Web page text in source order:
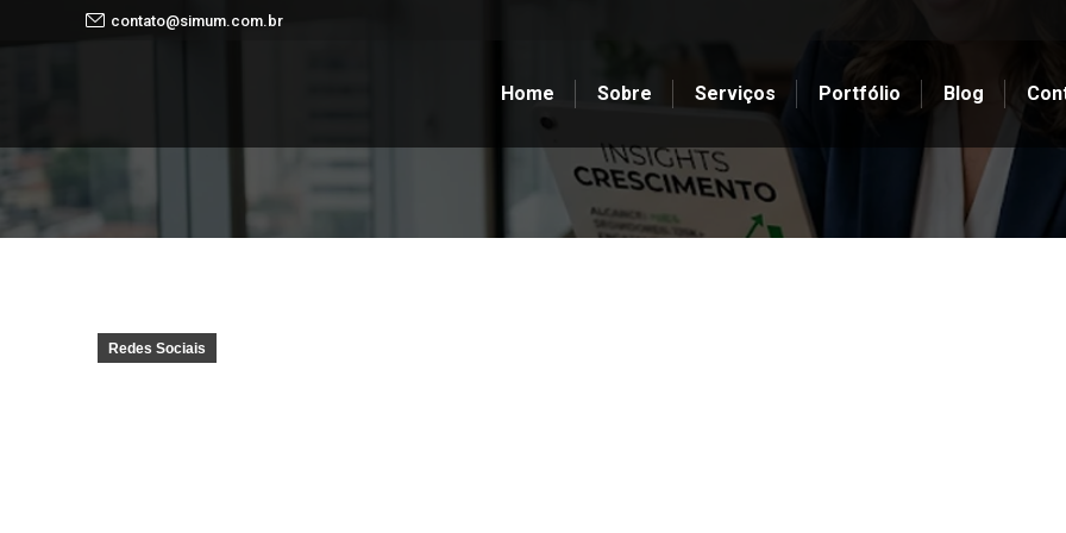
contato@simum.com.br
Home Sobre Serviços Portfólio Blog
Início Redes Sociais
Redes Sociais